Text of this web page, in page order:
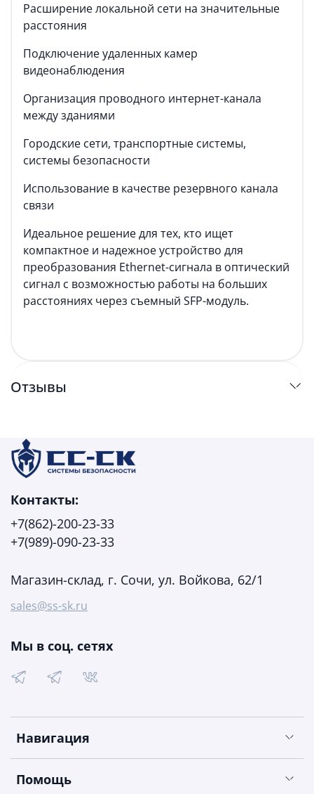
Расширение локальной сети на значительные
расстояния
Подключение удаленных камер
видеонаблюдения
Организация проводного интернет-канала
между зданиями
Городские сети, транспортные системы,
системы безопасности
Использование в качестве резервного канала
связи
Идеальное решение для тех, кто ищет
компактное и надежное устройство для
преобразования Ethernet-сигнала в оптический
сигнал с возможностью работы на больших
расстояниях через съемный SFP-модуль.
Отзывы
Навигация
Помощь
Контакты:
+7(862)-200-23-33
+7(989)-090-23-33
Магазин-склад, г. Сочи, ул. Войкова, 62/1
sales@ss-sk.ru
Мы в соц. сетях